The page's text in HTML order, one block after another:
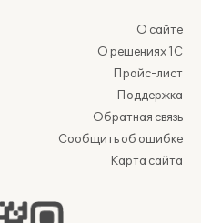
О сайте
О решениях 1С
Прайс-лист
Поддержка
Обратная связь
Сообщить об ошибке
Карта сайта